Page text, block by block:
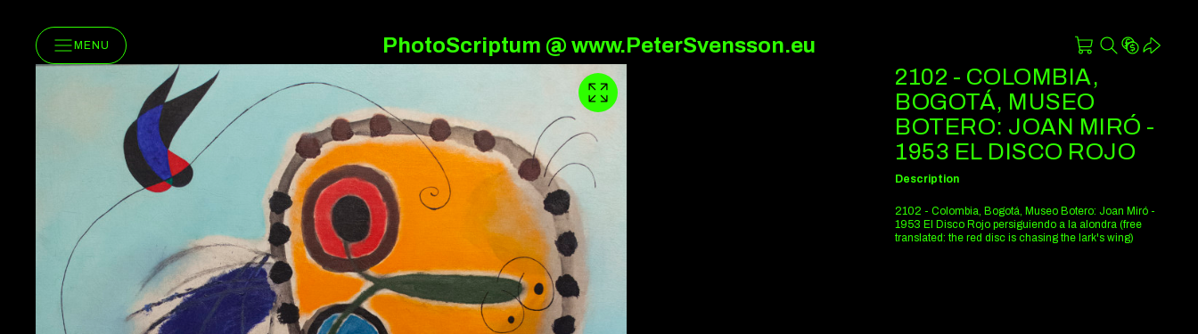
MENU PhotoScriptum @ www.PeterSvensson.eu
2102 - COLOMBIA,
BOGOTÁ, MUSEO
BOTERO: JOAN MIRÓ -
1953 EL DISCO ROJO
Description
2102 - Colombia, Bogotá, Museo Botero: Joan Miró -
1953 El Disco Rojo persiguiendo a la alondra (free
translated: the red disc is chasing the lark's wing)